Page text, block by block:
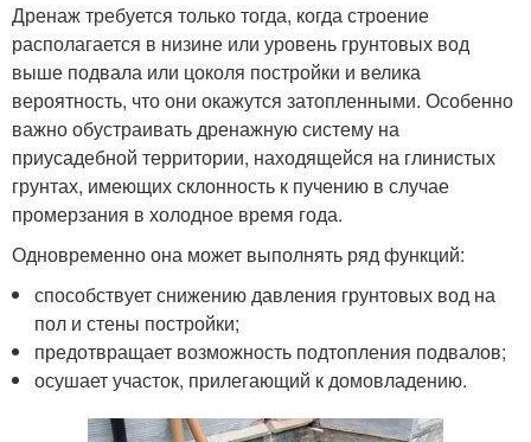
Дренаж требуется только тогда, когда строение
располагается в низине или уровень грунтовых вод
выше подвала или цоколя постройки и велика
вероятность, что они окажутся затопленными. Особенно
важно обустраивать дренажную систему на
приусадебной территории, находящейся на глинистых
грунтах, имеющих склонность к пучению в случае
промерзания в холодное время года.
Одновременно она может выполнять ряд функций:
способствует снижению давления грунтовых вод на
пол и стены постройки;
предотвращает возможность подтопления подвалов;
осушает участок, прилегающий к домовладению.